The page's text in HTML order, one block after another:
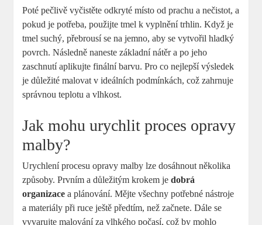
Poté pečlivě vyčistěte odkryté místo od prachu a nečistot, a
pokud je potřeba, použijte tmel k vyplnění trhlin. Když je
tmel suchý, přebrousí se na jemno, aby se vytvořil hladký
povrch. Následně naneste základní nátěr a po jeho
zaschnutí aplikujte finální barvu. Pro co nejlepší výsledek
je důležité malovat v ideálních podmínkách, což zahrnuje
správnou teplotu a vlhkost.
Jak mohu urychlit proces opravy
malby?
Urychlení procesu opravy malby lze dosáhnout několika
způsoby. Prvním a důležitým krokem jedobrá
organizace a plánování. Mějte všechny potřebné nástroje
a materiály při ruce ještě předtím, než začnete. Dále se
vyvarujte malování za vlhkého počasí, což by mohlo